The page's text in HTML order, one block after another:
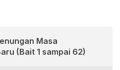
Masa
(Bait 1 sampai 62)